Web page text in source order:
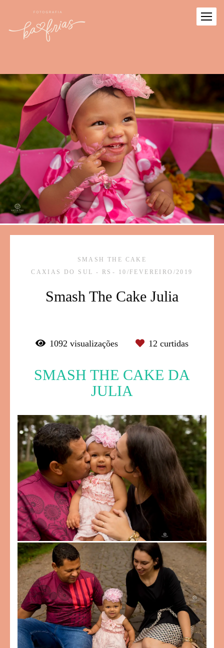
SMASH THE CAKE
CAXIAS DO SUL - RS
10/FEVEREIRO/2019
Smash The Cake Julia
1092 visualizações 12 curtidas
SMASH THE CAKE DA
JULIA